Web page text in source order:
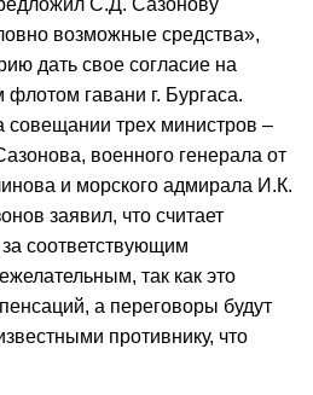
С.Д. Сазонову
возможные средства»,
дать свое согласие на
флотом гавани г. Бургаса.
совещании трех министров –
военного генерала от
и морского адмирала И.К.
заявил, что считает
соответ­ствующим
так как это
а переговоры будут
противнику, что